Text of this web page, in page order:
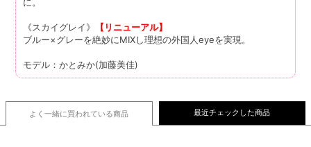
《スカイグレイ》
【リニューアル】
ブルー×グレーを絶妙にMIXし理想の外国人eyeを実現。
モデル：かとみか(加藤美佳)
よく一緒に買われている商品 最近チェックした商品